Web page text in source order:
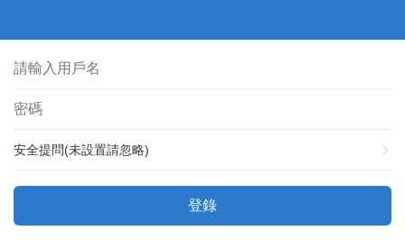
安全提問(未設置請忽略)
登錄